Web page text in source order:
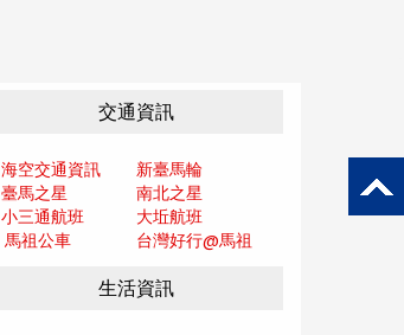
交通資訊
海空交通資訊
新臺馬輪
臺馬之星
南北之星
小三通航班
大坵航班
馬祖公車
台灣好行@馬祖
生活資訊